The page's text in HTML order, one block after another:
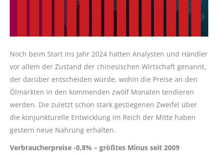
Noch beim Start ins Jahr 2024 hatten Analysten und Händler
vor allem der Zustand der chinesischen Wirtschaft genannt,
der darüber entscheiden würde, wohin die Preise an den
Ölmärkten in den kommenden zwölf Monaten tendieren
werden. Die zuletzt schon stark gestiegenen Zweifel über
die konjunkturelle Entwicklung im Reich der Mitte haben
gestern neue Nahrung erhalten.
Verbraucherpreise -0,8% – größtes Minus seit 2009